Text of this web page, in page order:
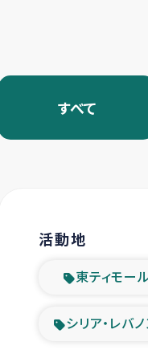
すべて
活動地
東ティモー
シリア・レバノ